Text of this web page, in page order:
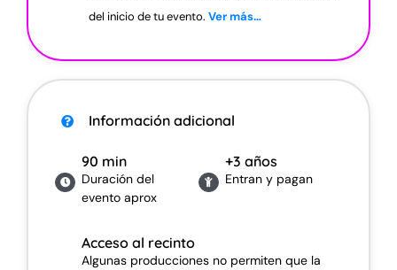
del inicio de tu evento.Ver más…
Información adicional
90 min
Duración del
evento aprox
+3 años
Entran y pagan
Acceso al recinto
Algunas producciones no permiten que la